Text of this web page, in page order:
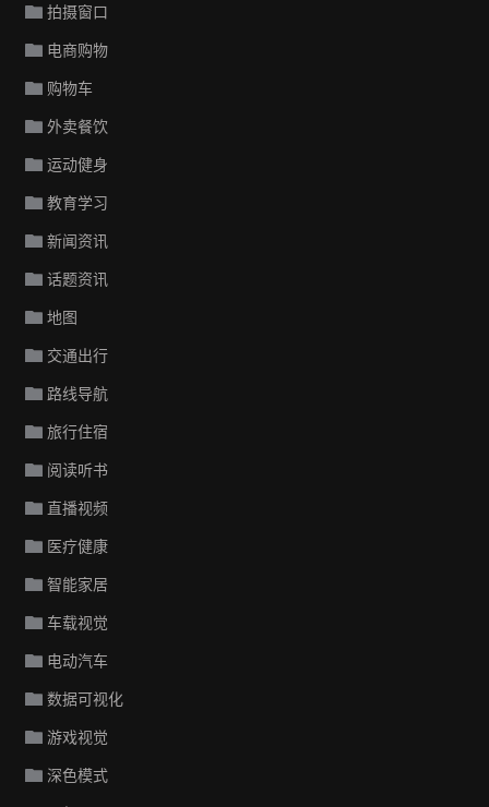
拍摄窗口
电商购物
购物车
外卖餐饮
运动健身
教育学习
新闻资讯
话题资讯
地图
交通出行
路线导航
旅行住宿
阅读听书
直播视频
医疗健康
智能家居
车载视觉
电动汽车
数据可视化
游戏视觉
深色模式